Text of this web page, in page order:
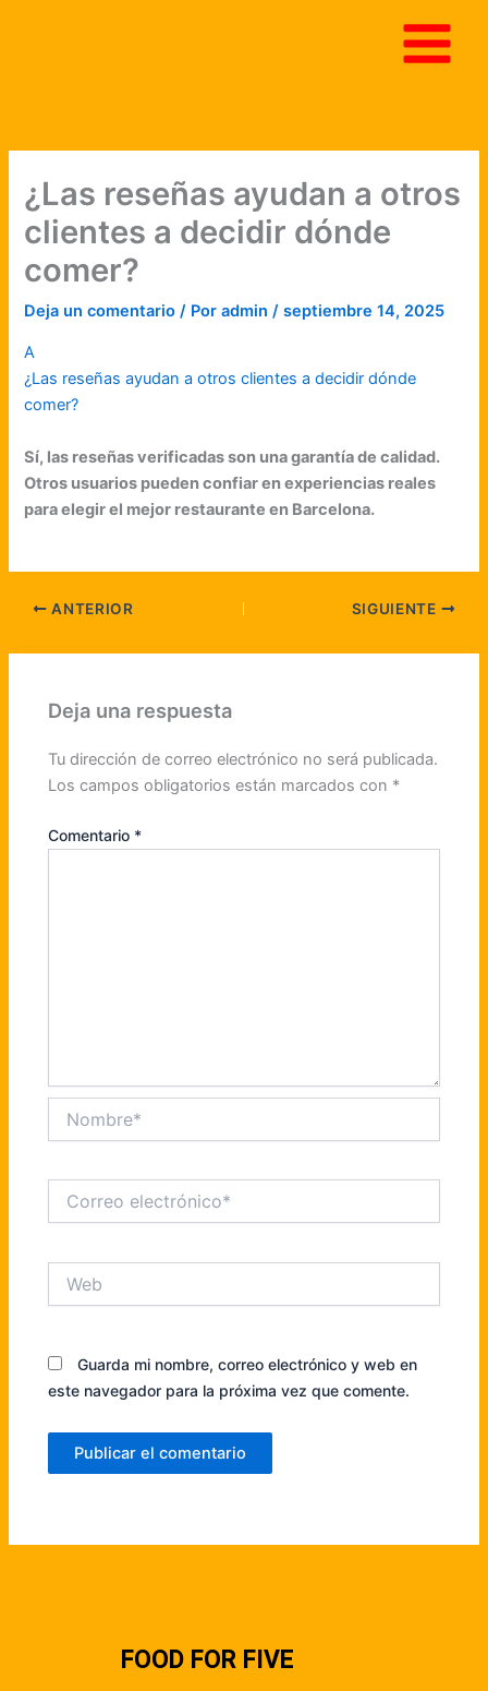
¿Las reseñas ayudan a otros
clientes a decidir dónde
comer?
Deja un comentario / Poradmin/septiembre 14, 2025
A
¿Las reseñas ayudan a otros clientes a decidir dónde
comer?
Sí, las reseñas verificadas son una garantía de calidad.
Otros usuarios pueden confiar en experiencias reales
para elegir el mejor restaurante en Barcelona.
ANTERIOR SIGUIENTE
Deja una respuesta
Tu dirección de correo electrónico no será publicada.
Los campos obligatorios están marcados con *
Comentario *
electrónico*
Guarda mi nombre, correo electrónico y web en
este navegador para la próxima vez que comente.
FOOD FOR FIVE